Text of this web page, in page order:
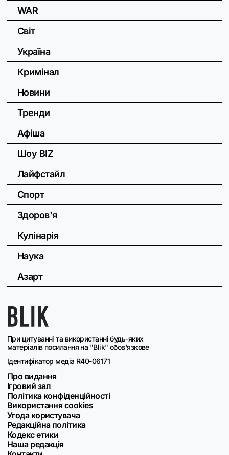
При цитуванні та використанні будь-яких
матеріалів посилання на "Blik" обов'язкове
Ідентифікатор медіа R40-06171
Про видання
Ігровий зал
Політика конфіденційності
Використання cookies
Угода користувача
Редакційна політика
Кодекс етики
Наша редакція
WAR
Світ
Україна
Кримінал
Новини
Тренди
Афіша
Шоу BIZ
Лайфстайл
Спорт
Здоров'я
Кулінарія
Наука
Азарт